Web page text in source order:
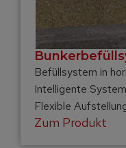
Befüllsystem in
Intelligente
Flexible
Zum Produkt